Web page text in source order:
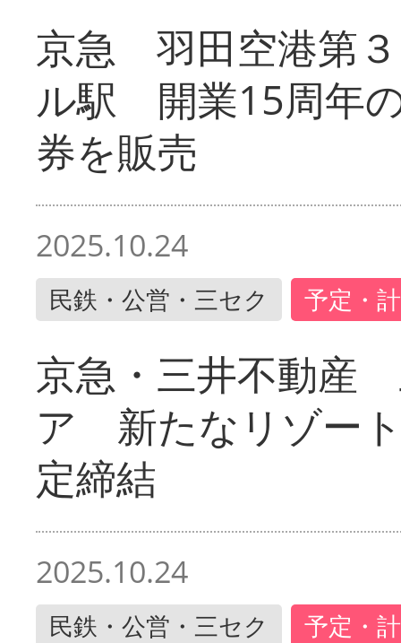
京急 羽田空港第
ル駅 開業15周年
券を販売
2025.10.24
民鉄・公営・三セク 予定・
京急・三井不動産
ア 新たなリゾー
定締結
2025.10.24
民鉄・公営・三セク 予定・